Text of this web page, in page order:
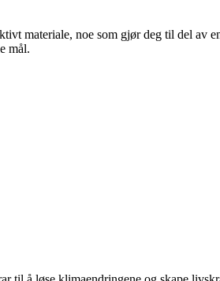
materiale, noe som gjør deg til del av
mål.